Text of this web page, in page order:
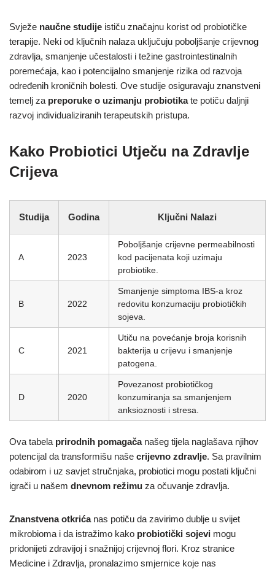
Svježe naučne studije ističu značajnu korist od probiotičke
terapije. Neki od ključnih nalaza uključuju poboljšanje crijevnog
zdravlja, smanjenje učestalosti i težine gastrointestinalnih
poremećaja, kao i potencijalno smanjenje rizika od razvoja
određenih kroničnih bolesti. Ove studije osiguravaju znanstveni
temelj za preporuke o uzimanju probiotikate potiču daljnji
razvoj individualiziranih terapeutskih pristupa.
Kako Probiotici Utječu na Zdravlje
Crijeva
Studija Godina Ključni Nalazi
A 2023
Poboljšanje crijevne permeabilnosti
kod pacijenata koji uzimaju
probiotike.
B 2022
Smanjenje simptoma IBS-a kroz
redovitu konzumaciju probiotičkih
sojeva.
C 2021
Utiču na povećanje broja korisnih
bakterija u crijevu i smanjenje
patogena.
D 2020
Povezanost probiotičkog
konzumiranja sa smanjenjem
anksioznosti i stresa.
Ova tabela prirodnih pomagačanašeg tijela naglašava njihov
potencijal da transformišu naše crijevno zdravlje. Sa pravilnim
odabirom i uz savjet stručnjaka, probiotici mogu postati ključni
igrači u našem dnevnom režimu za očuvanje zdravlja.
Znanstvena otkrićanas potiču da zavirimo dublje u svijet
mikrobioma i da istražimo kako probiotički sojevi mogu
pridonijeti zdravijoj i snažnijoj crijevnoj flori. Kroz stranice
Medicine i Zdravlja, pronalazimo smjernice koje nas